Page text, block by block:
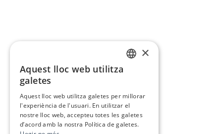
×
Aquest lloc web utilitza
galetes
Aquest lloc web utilitza galetes per millorar
l'experiència de l'usuari. En utilitzar el
nostre lloc web, accepteu totes les galetes
d’acord amb la nostra Política de galetes.